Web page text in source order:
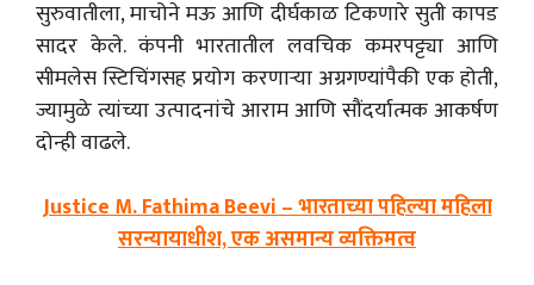
सुरुवातीला, माचोने मऊ आणि दीर्घकाळ टिकणारे सुती कापड
सादर केले. कंपनी भारतातील लवचिक कमरपट्ट्या आणि
सीमलेस स्टिचिंगसह प्रयोग करणाऱ्या अग्रगण्यांपैकी एक होती,
ज्यामुळे त्यांच्या उत्पादनांचे आराम आणि सौंदर्यात्मक आकर्षण
दोन्ही वाढले.
Justice M. Fathima Beevi – भारताच्या पहिल्या महिला
सरन्यायाधीश, एक असमान्य व्यक्तिमत्व